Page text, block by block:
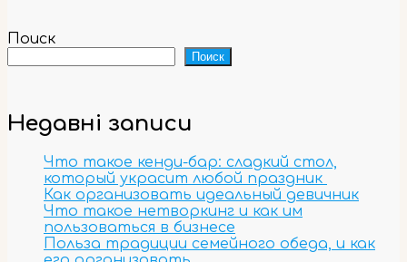
Поиск
Поиск
Недавні записи
Что такое кенди-бар: сладкий стол,
который украсит любой праздник
Как организовать идеальный девичник
Что такое нетворкинг и как им
пользоваться в бизнесе
Польза традиции семейного обеда, и как